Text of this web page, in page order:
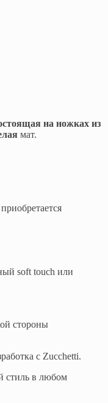
на ножках из
мат.
soft touch или
стороны
с Zucchetti.
стиль в любом